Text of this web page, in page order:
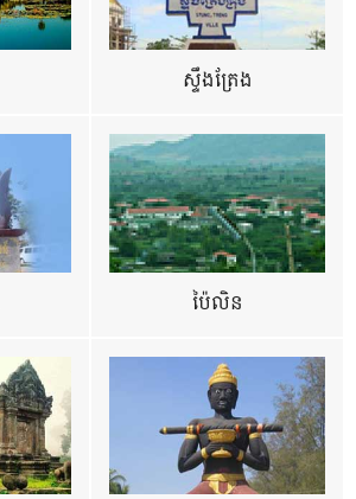
ស្ទឹងត្រែង
ប៉ៃលិន